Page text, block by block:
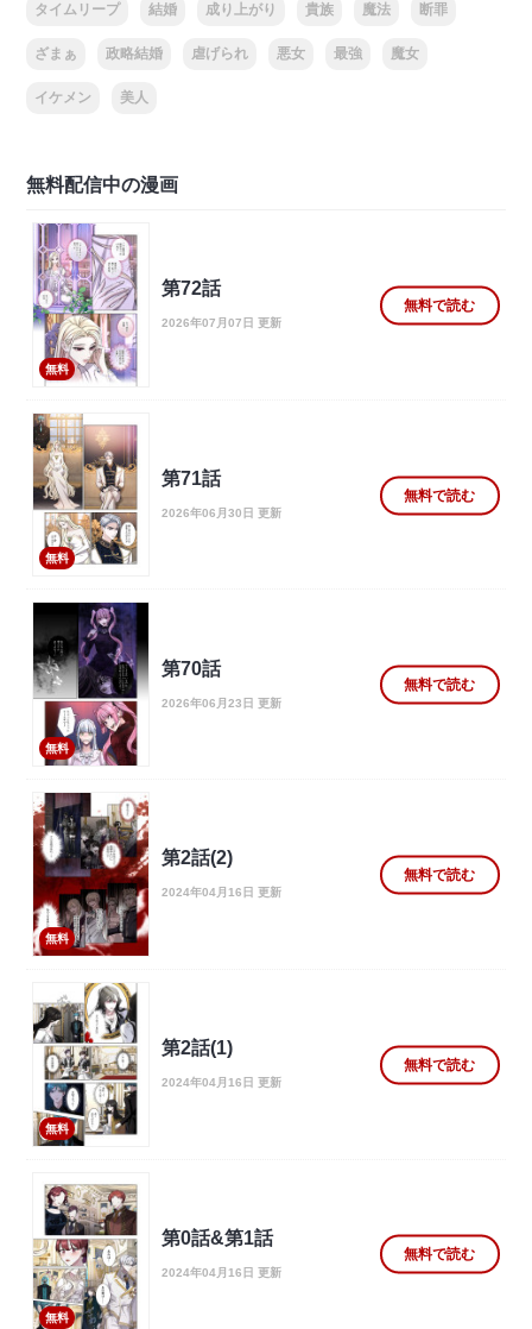
タイムリープ 結婚 成り上がり 貴族 魔法 断罪
ざまぁ 政略結婚 虐げられ 悪女 最強 魔女
イケメン 美人
無料配信中の漫画
無料
第72話
2026年07月07日 更新
無料で読む
無料
第71話
2026年06月30日 更新
無料で読む
無料
第70話
2026年06月23日 更新
無料で読む
無料
第2話(2)
2024年04月16日 更新
無料で読む
無料
第2話(1)
2024年04月16日 更新
無料で読む
無料
第0話&第1話
2024年04月16日 更新
無料で読む